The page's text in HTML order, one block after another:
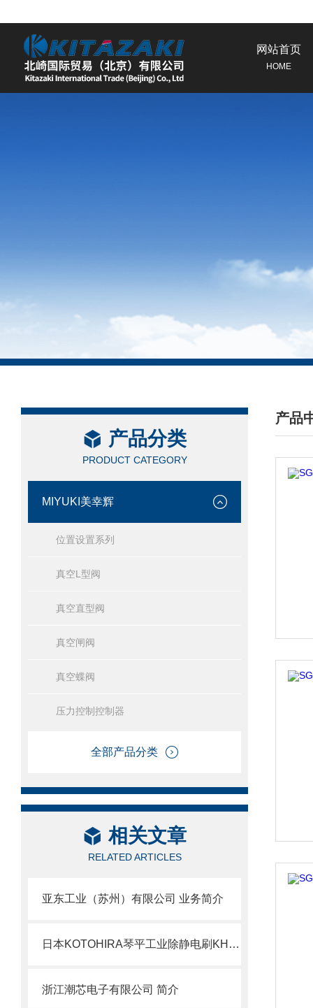
网站首页
HOME
产品分类
PRODUCT CATEGORY
MIYUKI美幸辉
位置设置系列
真空L型阀
真空直型阀
真空闸阀
真空蝶阀
压力控制控制器
全部产品分类
相关文章
RELATED ARTICLES
亚东工业（苏州）有限公司 业务简介
日本KOTOHIRA琴平工业除静电刷KHC-SB-2000北崎热卖
浙江潮芯电子有限公司 简介
产品
/